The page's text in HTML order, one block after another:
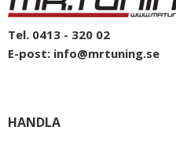
Tel. 0413 - 320 02
E-post: info@mrtuning.se
HANDLA